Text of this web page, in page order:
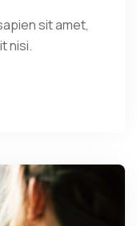
sit amet,
nisi.